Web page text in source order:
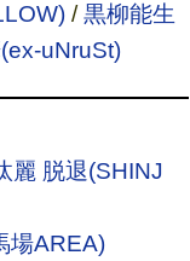
/黒柳能生
uNruSt)
麗 脱退(SHINJ
場AREA)